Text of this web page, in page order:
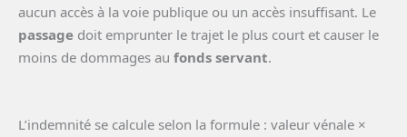
aucun accès à la voie publique ou un accès insuffisant. Le
passage doit emprunter le trajet le plus court et causer le
moins de dommages au fonds servant.
L’indemnité se calcule selon la formule : valeur vénale ×